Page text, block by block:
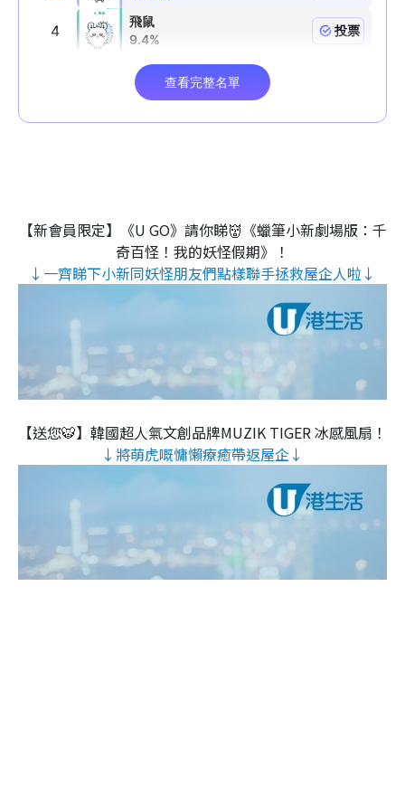
【新會員限定】《U GO》請你睇👹《蠟筆小新劇場版：千
奇百怪！我的妖怪假期》！
↓一齊睇下小新同妖怪朋友們點樣聯手拯救屋企人啦↓
【送您🐯】韓國超人氣文創品牌MUZIK TIGER 冰感風扇！
↓將萌虎嘅慵懶療癒帶返屋企↓